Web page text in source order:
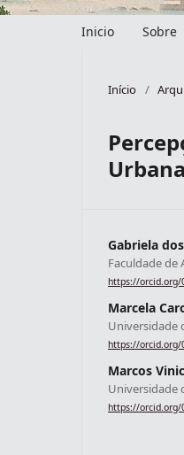
Inicio Sobre
Início /
Gabriela
Faculdade de
https://orcid.org/
Marcela
Universidade
https://orcid.org/
Marcos
Universidade
https://orcid.org/